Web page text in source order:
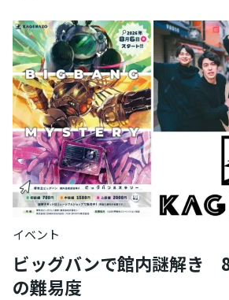
イベント
ビッグバンで館内謎解き
の難易度